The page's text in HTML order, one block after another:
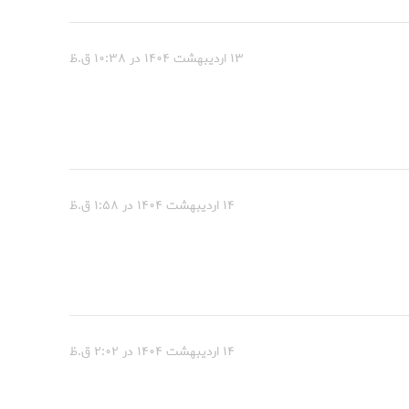
۱۳ اردیبهشت ۱۴۰۴ در ۱۰:۳۸ ق.ظ
۱۴ اردیبهشت ۱۴۰۴ در ۱:۵۸ ق.ظ
۱۴ اردیبهشت ۱۴۰۴ در ۲:۰۲ ق.ظ